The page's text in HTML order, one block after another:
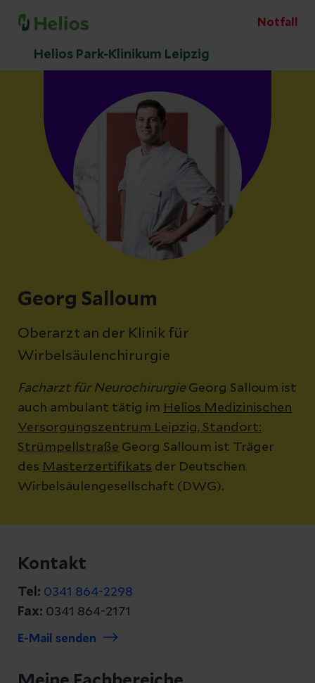
Notfall
Helios Park-Klinikum Leipzig
Georg Salloum
Oberarzt an der Klinik für
Wirbelsäulenchirurgie
Facharzt für NeurochirurgieGeorg Salloum ist
auch ambulant tätig im Helios Medizinischen
Versorgungszentrum Leipzig, Standort:
Strümpellstraße Georg Salloum ist Träger
des Masterzertifikats der Deutschen
Wirbelsäulengesellschaft (DWG).
Kontakt
Tel: 0341 864-2298
Fax: 0341 864-2171
E-Mail senden